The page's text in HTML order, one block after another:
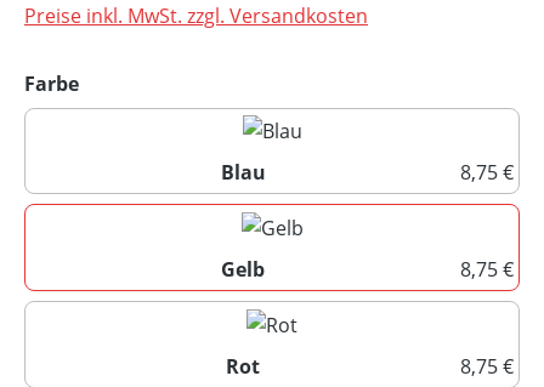
Preise inkl. MwSt. zzgl. Versandkosten
Farbeauswählen
Blau
8,75 €
Blau
Gelb
8,75 €
Gelb
Rot
8,75 €